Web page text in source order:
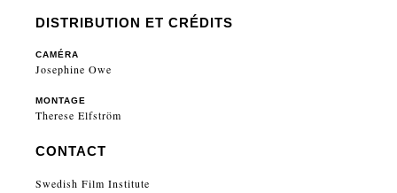
DISTRIBUTION ET CRÉDITS
CAMÉRA
Josephine Owe
MONTAGE
Therese Elfström
CONTACT
Swedish Film Institute